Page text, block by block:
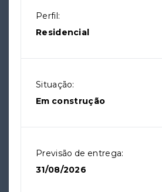
Perfil:
Residencial
Situação:
Em construção
Previsão de entrega:
31/08/2026